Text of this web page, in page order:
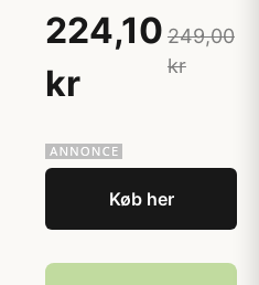
224,10
kr
249,00
kr
Køb her